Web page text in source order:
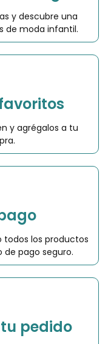
y descubre una
de moda infantil.
y agrégalos a tu
todos los productos
de pago seguro.
pedido